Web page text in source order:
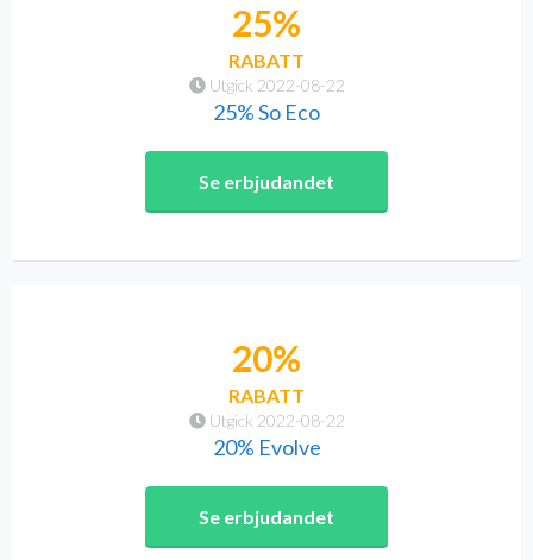
Utgick 2022-08-22
25%
RABATT
25% So Eco
Se erbjudandet
Utgick 2022-08-22
20%
RABATT
20% Evolve
Se erbjudandet